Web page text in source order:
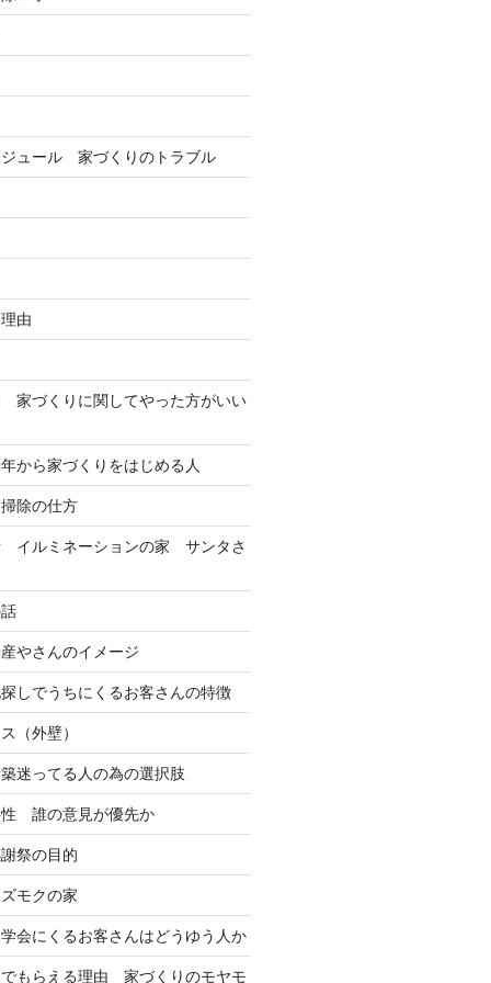
ュール 家づくりのトラブル
由
家づくりに関してやった方がいい
から家づくりをはじめる人
除の仕方
イルミネーションの家 サンタさ
やさんのイメージ
しでうちにくるお客さんの特徴
（外壁）
迷ってる人の為の選択肢
性 誰の意見が優先か
祭の目的
モクの家
会にくるお客さんはどうゆう人か
でもらえる理由 家づくりのモヤモ